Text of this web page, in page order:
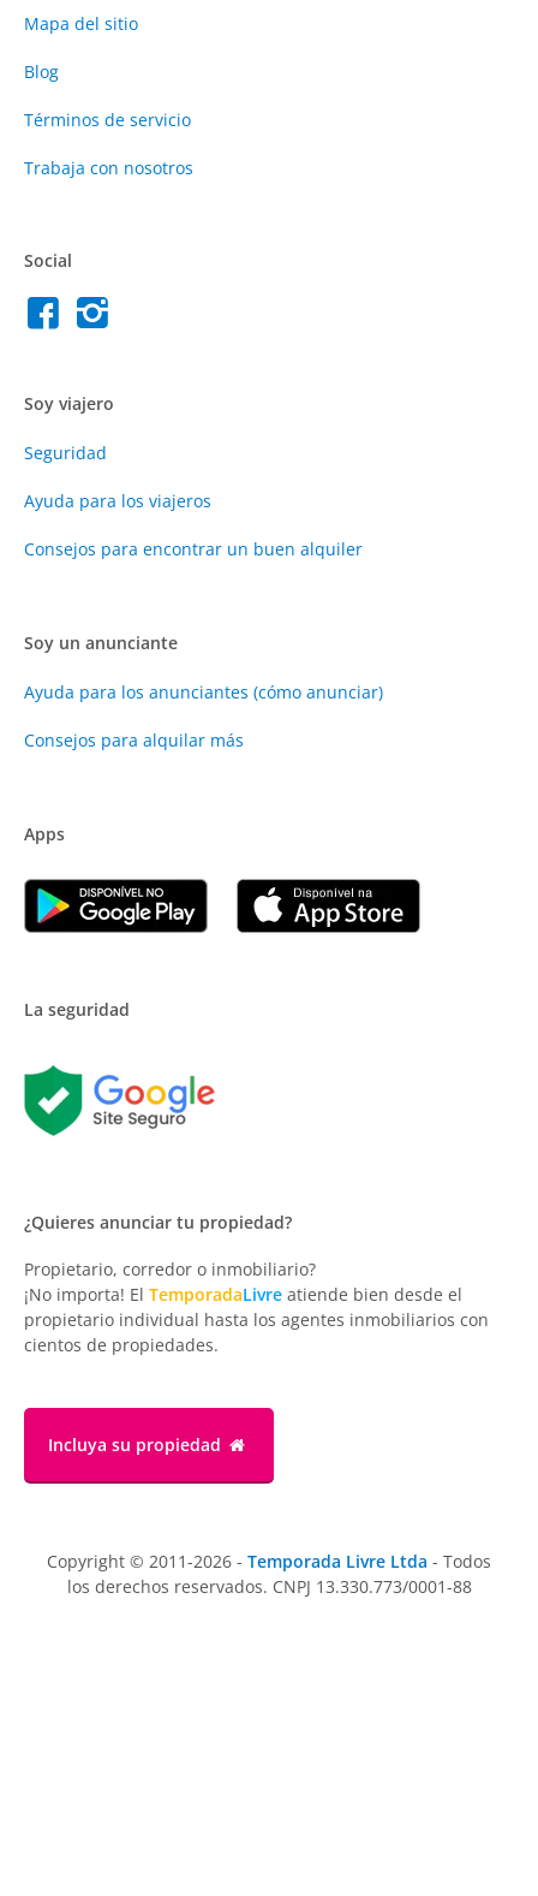
Mapa del sitio
Blog
Términos de servicio
Trabaja con nosotros
Social
Soy viajero
Seguridad
Ayuda para los viajeros
Consejos para encontrar un buen alquiler
Soy un anunciante
Ayuda para los anunciantes (cómo anunciar)
Consejos para alquilar más
Apps
La seguridad
¿Quieres anunciar tu propiedad?
Propietario, corredor o inmobiliario?
¡No importa! El TemporadaLivre atiende bien desde el
propietario individual hasta los agentes inmobiliarios con
cientos de propiedades.
Incluya su propiedad
Copyright © 2011-2026 - Temporada Livre Ltda - Todos
los derechos reservados. CNPJ 13.330.773/0001-88